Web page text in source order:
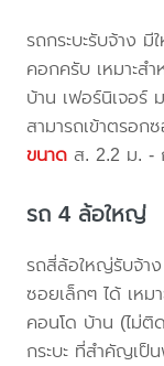
รถกระบะรับจ้าง
คอกครับ เหมาะส
บ้าน เฟอร์นิเจอร์
สามารถเข้าตรอก
ขนาด ส. 2.2 ม. -
รถ 4 ล้อใหญ่
รถสี่ล้อใหญ่รับจ้า
ซอยเล็กๆ ได้ เห
คอนโด บ้าน (ไม่ติ
กระบะ ที่สำคัญเป็